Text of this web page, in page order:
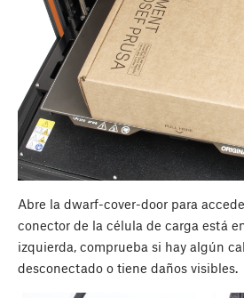
Abre la dwarf-cover-door para
conector de la célula de carga está
izquierda, comprueba si hay algún
desconectado o tiene daños visibles.